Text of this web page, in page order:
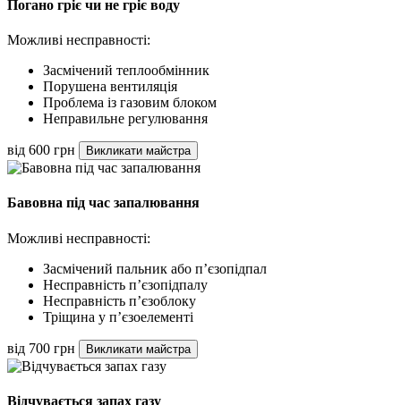
Погано гріє чи не гріє воду
Можливі несправності:
Засмічений теплообмінник
Порушена вентиляція
Проблема із газовим блоком
Неправильне регулювання
від 600 грн Викликати майстра
Бавовна під час запалювання
Можливі несправності:
Засмічений пальник або п’єзопідпал
Несправність п’єзопідпалу
Несправність п’єзоблоку
Тріщина у п’єзоелементі
від 700 грн Викликати майстра
Відчувається запах газу